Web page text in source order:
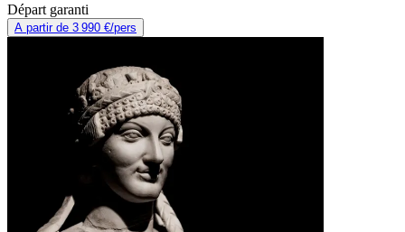
Départ garanti
A partir de 3 990 €/pers